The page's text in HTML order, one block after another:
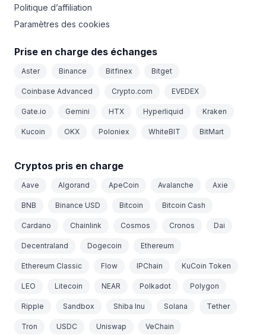
Politique d’affiliation
Paramètres des cookies
Prise en charge des échanges
Aster Binance Bitfinex Bitget
Coinbase Advanced Crypto.com EVEDEX
Gate.io Gemini HTX Hyperliquid Kraken
Kucoin OKX Poloniex WhiteBIT BitMart
Cryptos pris en charge
Aave Algorand ApeCoin Avalanche Axie
BNB Binance USD Bitcoin Bitcoin Cash
Cardano Chainlink Cosmos Cronos Dai
Decentraland Dogecoin Ethereum
Ethereum Classic Flow IPChain KuCoin Token
LEO Litecoin NEAR Polkadot Polygon
Ripple Sandbox Shiba Inu Solana Tether
Tron USDC Uniswap VeChain